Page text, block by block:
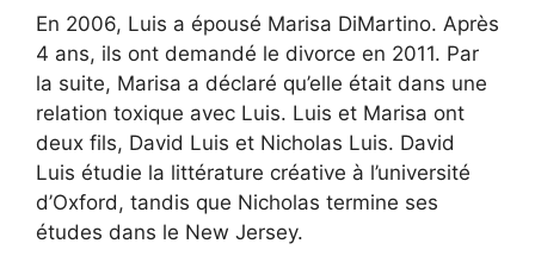
En 2006, Luis a épousé Marisa DiMartino. Après
4 ans, ils ont demandé le divorce en 2011. Par
la suite, Marisa a déclaré qu’elle était dans une
relation toxique avec Luis. Luis et Marisa ont
deux fils, David Luis et Nicholas Luis. David
Luis étudie la littérature créative à l’université
d’Oxford, tandis que Nicholas termine ses
études dans le New Jersey.